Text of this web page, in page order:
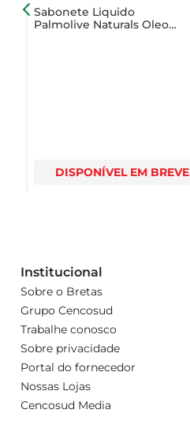
Sabonete Liquido
Palmolive Naturals Oleo
DISPONÍVEL EM BREVE
Institucional
Sobre o Bretas
Grupo Cencosud
Trabalhe conosco
Sobre privacidade
Portal do fornecedor
Nossas Lojas
Cencosud Media